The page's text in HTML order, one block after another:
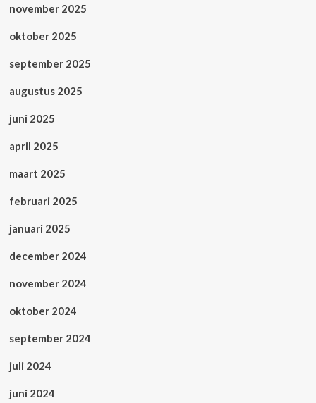
november 2025
oktober 2025
september 2025
augustus 2025
juni 2025
april 2025
maart 2025
februari 2025
januari 2025
december 2024
november 2024
oktober 2024
september 2024
juli 2024
juni 2024